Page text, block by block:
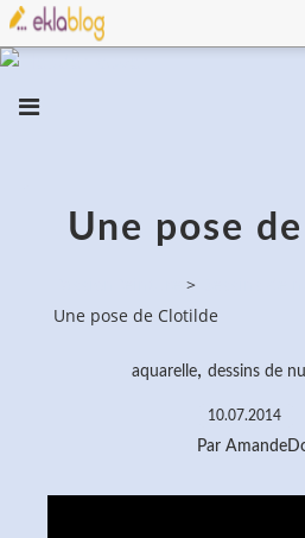
Une pose
>
Une pose de Clotilde
aquarelle, dessins de
10.07.2014
Par